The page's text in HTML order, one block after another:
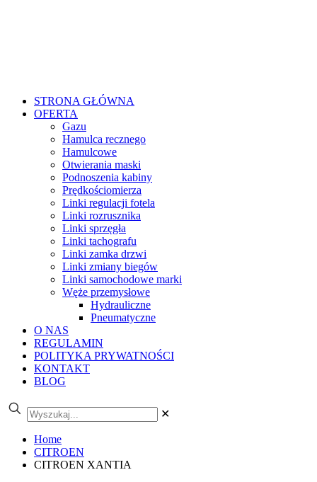
STRONA GŁÓWNA
OFERTA
Gazu
Hamulca recznego
Hamulcowe
Otwierania maski
Podnoszenia kabiny
Prędkościomierza
Linki regulacji fotela
Linki rozrusznika
Linki sprzęgła
Linki tachografu
Linki zamka drzwi
Linki zmiany biegów
Linki samochodowe marki
Węże przemysłowe
Hydrauliczne
Pneumatyczne
O NAS
REGULAMIN
POLITYKA PRYWATNOŚCI
KONTAKT
BLOG
✕
Home
CITROEN
CITROEN XANTIA